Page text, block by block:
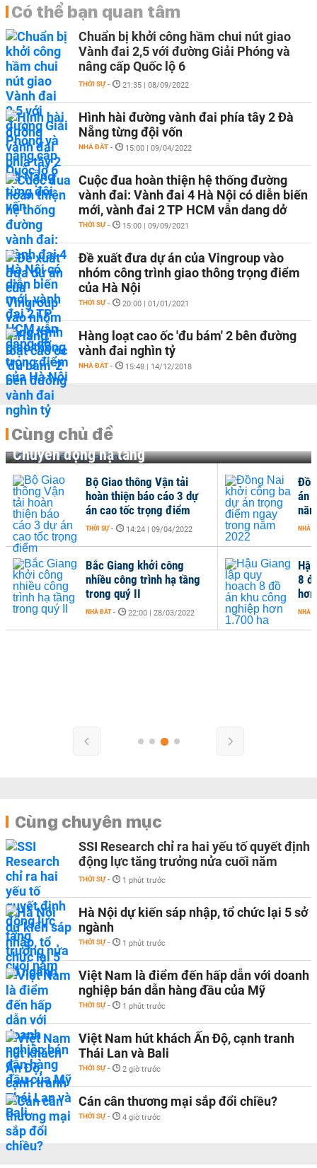
Có thể bạn quan tâm
Chuẩn bị khởi công hầm chui nút giao
Vành đai 2,5 với đường Giải Phóng và
nâng cấp Quốc lộ 6
THỜI SỰ - 21:35 | 08/09/2022
Hình hài đường vành đai phía tây 2 Đà
Nẵng từng đội vốn
NHÀ ĐẤT - 15:00 | 09/04/2022
Cuộc đua hoàn thiện hệ thống đường
vành đai: Vành đai 4 Hà Nội có diễn biến
mới, vành đai 2 TP HCM vẫn dang dở
THỜI SỰ - 15:00 | 09/09/2021
Đề xuất đưa dự án của Vingroup vào
nhóm công trình giao thông trọng điểm
của Hà Nội
THỜI SỰ - 20:00 | 01/01/2021
Hàng loạt cao ốc 'đu bám' 2 bên đường
vành đai nghìn tỷ
NHÀ ĐẤT - 15:48 | 14/12/2018
Cùng chủ đề
Chuyển động hạ tầng
8
NHÀ
Bộ Giao thông Vận tải
hoàn thiện báo cáo 3 dự
án cao tốc trọng điểm
THỜI SỰ - 14:24 | 09/04/2022
Bắc Giang khởi công
nhiều công trình hạ tầng
trong quý II
NHÀ ĐẤT - 22:00 | 28/03/2022
án
NHÀ
Cùng chuyên mục
SSI Research chỉ ra hai yếu tố quyết định
động lực tăng trưởng nửa cuối năm
THỜI SỰ - 1 phút trước
Hà Nội dự kiến sáp nhập, tổ chức lại 5 sở
ngành
THỜI SỰ - 1 phút trước
Việt Nam là điểm đến hấp dẫn với doanh
nghiệp bán dẫn hàng đầu của Mỹ
THỜI SỰ - 1 phút trước
Việt Nam hút khách Ấn Độ, cạnh tranh
Thái Lan và Bali
THỜI SỰ - 2 giờ trước
Cán cân thương mại sắp đổi chiều?
THỜI SỰ - 4 giờ trước